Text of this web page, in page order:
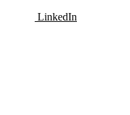
LinkedIn